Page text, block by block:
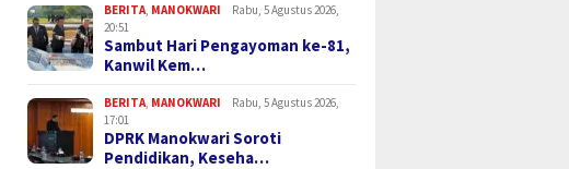
BERITA MANOKWARI
Rabu, 5 Agustus 2026,
20:51
Sambut Hari Pengayoman ke-81,
Kanwil Kem…
BERITA MANOKWARI
Rabu, 5 Agustus 2026,
17:01
DPRK Manokwari Soroti
Pendidikan, Keseha…